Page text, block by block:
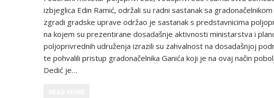
izbjeglica Edin Ramić, održali su radni sastanak sa
zgradi gradske uprave održao je sastanak s predstavnicima
na kojem su prezentirane dosadašnje aktivnosti ministarstva i
poljoprivrednih udruženja izrazili su zahvalnost na dosadašnjoj
te pohvalili pristup gradonačelnika Ganića koji je na ovaj način
Dedić je…